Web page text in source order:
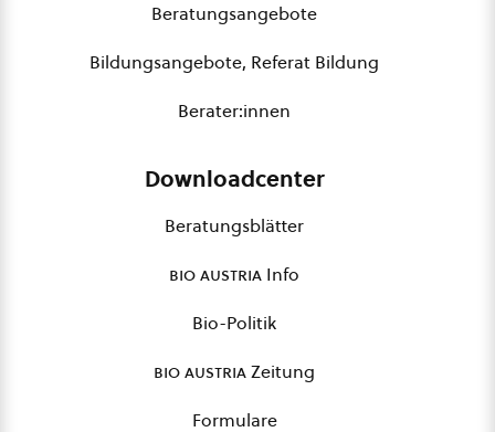
Beratungsangebote
Bildungsangebote, Referat Bildung
Berater:innen
Downloadcenter
Beratungsblätter
bio austria Info
Bio-Politik
bio austriaZeitung
Formulare